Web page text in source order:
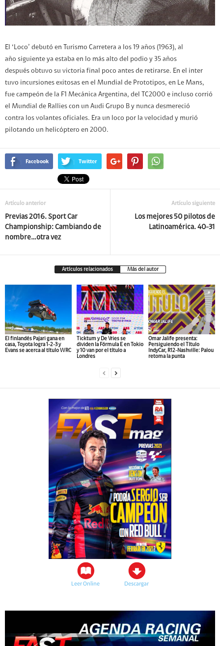
El ‘Loco’ debutó en Turismo Carretera a los 19 años (1963), al
año siguiente ya estaba en lo más alto del podio y 35 años
después obtuvo su victoria final poco antes de retirarse. En el inter
tuvo incursiones exitosas en el Mundial de Prototipos, en Le Mans,
fue campeón de la F1 Mecánica Argentina, del TC2000 e incluso corrió
el Mundial de Rallies con un Audi Grupo B y nunca desmereció
contra los volantes oficiales. Era un loco por la velocidad y murió
pilotando un helicóptero en 2000.
Facebook Twitter
Artículo anterior
Previas 2016. Sport Car
Championship: Cambiando de
nombre…otra vez
Artículo siguiente
Los mejores 50 pilotos de
Latinoamérica. 40-31
Artículos relacionados Más del autor
El finlandés Pajari gana en
casa, Toyota logra 1-2-3 y
Evans se acerca al título WRC
Ticktum y De Vries se
dividen la Fórmula E en Tokio
y 10 van por el título a
Londres
Omar Jalife presenta:
Persiguiendo el Título
IndyCar, R12-Nashville: Palou
retoma la punta
Leer Online Descargar